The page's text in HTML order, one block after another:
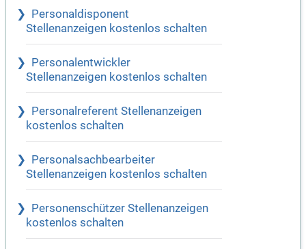
Personaldisponent
Stellenanzeigen kostenlos schalten
Personalentwickler
Stellenanzeigen kostenlos schalten
Personalreferent Stellenanzeigen
kostenlos schalten
Personalsachbearbeiter
Stellenanzeigen kostenlos schalten
Personenschützer Stellenanzeigen
kostenlos schalten